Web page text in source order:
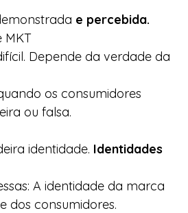
e percebida.
MKT
Depende da verdade da
os consumidores
ou falsa.
identidade. Identidades
A identidade da marca
dos consumidores.